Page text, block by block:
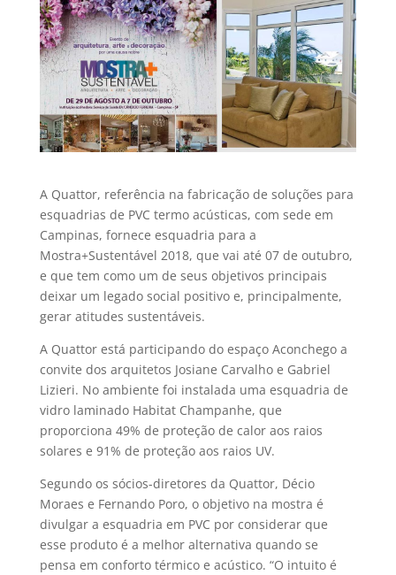
A Quattor, referência na fabricação de soluções para
esquadrias de PVC termo acústicas, com sede em
Campinas, fornece esquadria para a
Mostra+Sustentável 2018, que vai até 07 de outubro,
e que tem como um de seus objetivos principais
deixar um legado social positivo e, principalmente,
gerar atitudes sustentáveis.
A Quattor está participando do espaço Aconchego a
convite dos arquitetos Josiane Carvalho e Gabriel
Lizieri. No ambiente foi instalada uma esquadria de
vidro laminado Habitat Champanhe, que
proporciona 49% de proteção de calor aos raios
solares e 91% de proteção aos raios UV.
Segundo os sócios-diretores da Quattor, Décio
Moraes e Fernando Poro, o objetivo na mostra é
divulgar a esquadria em PVC por considerar que
esse produto é a melhor alternativa quando se
pensa em conforto térmico e acústico. “O intuito é